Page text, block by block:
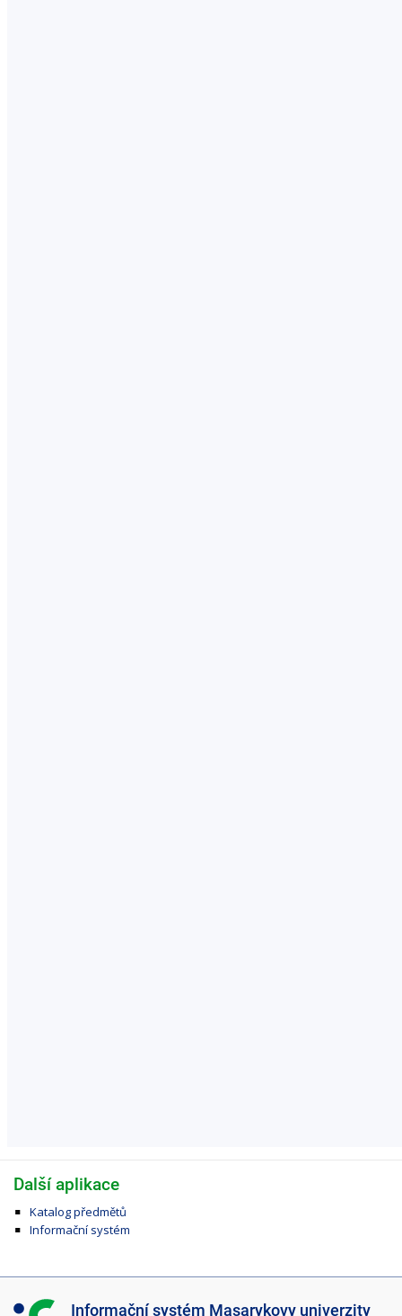
Další aplikace
Katalog předmětů
Informační systém
I Informační systém Masarykovy univerzity